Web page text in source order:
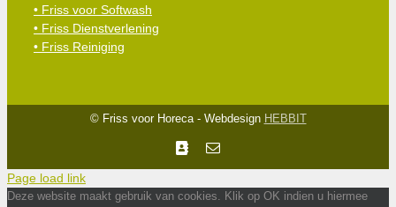
• Friss voor Softwash
• Friss Dienstverlening
• Friss Reiniging
© Friss voor Horeca - Webdesign HEBBIT
Facebook
E-
Page load link
Deze website maakt gebruik van cookies. Klik op OK indien u hiermee